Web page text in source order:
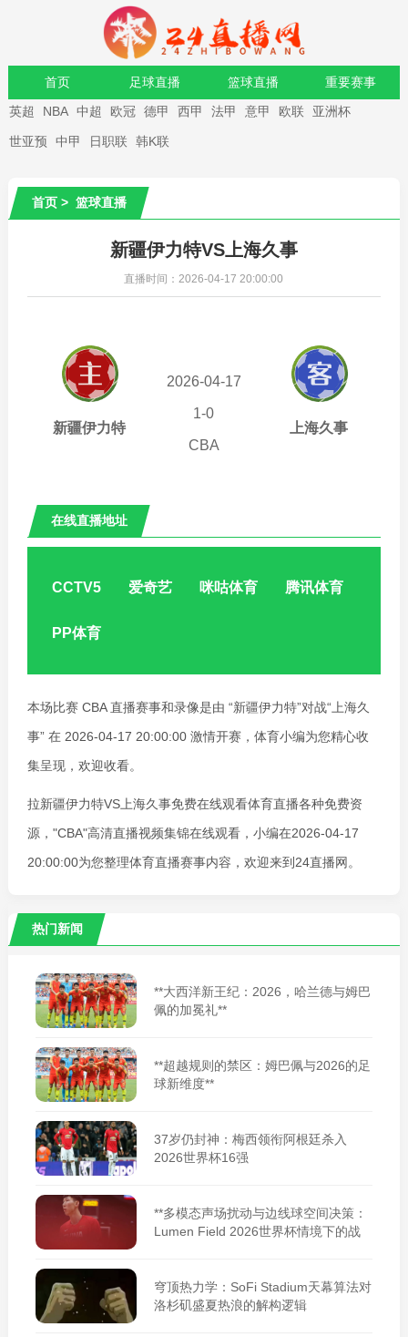
首页 足球直播 篮球直播 重要赛事
资讯 录像
英超 NBA 中超 欧冠 德甲 西甲 法甲 意甲 欧联 亚洲杯
世亚预 中甲 日职联 韩K联
首页> 篮球直播
新疆伊力特VS上海久事
直播时间：2026-04-17 20:00:00
新疆伊力特
2026-04-17
20:00:00
1-0
CBA
上海久事
新疆伊力特VS上海久事
在线直播地址
CCTV5 爱奇艺 咪咕体育 腾讯体育
PP体育
本场比赛 CBA 直播赛事和录像是由 “新疆伊力特”对战“上海久
事” 在 2026-04-17 20:00:00 激情开赛，体育小编为您精心收
集呈现，欢迎收看。
拉新疆伊力特VS上海久事免费在线观看体育直播各种免费资
源，"CBA"高清直播视频集锦在线观看，小编在2026-04-17
20:00:00为您整理体育直播赛事内容，欢迎来到24直播网。
热门新闻
**大西洋新王纪：2026，哈兰德与姆巴
佩的加冕礼**
**超越规则的禁区：姆巴佩与2026的足
球新维度**
37岁仍封神：梅西领衔阿根廷杀入
2026世界杯16强
**多模态声场扰动与边线球空间决策：
Lumen Field 2026世界杯情境下的战
穹顶热力学：SoFi Stadium天幕算法对
洛杉矶盛夏热浪的解构逻辑